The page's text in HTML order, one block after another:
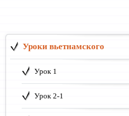
Уроки вьетнамского
Урок 1
Урок 2-1